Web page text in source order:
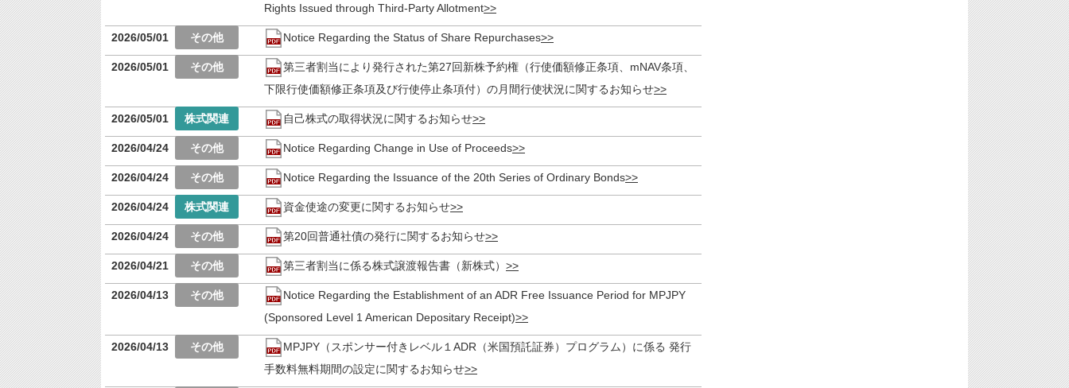
Rights Issued through Third-Party Allotment
2026/05/01 Notice Regarding the Status of Share Repurchases
2026/05/01
第三者割当により発行された第27回新株予約権（行使価額修正条項、mNAV条項、
下限行使価額修正条項及び行使停止条項付）の月間行使状況に関するお知らせ
2026/05/01 自己株式の取得状況に関するお知らせ
2026/04/24 Notice Regarding Change in Use of Proceeds
2026/04/24 Notice Regarding the Issuance of the 20th Series of Ordinary Bonds
2026/04/24 資金使途の変更に関するお知らせ
2026/04/24 第20回普通社債の発行に関するお知らせ
2026/04/21 第三者割当に係る株式譲渡報告書（新株式）
2026/04/13
Notice Regarding the Establishment of an ADR Free Issuance Period for MPJPY
(Sponsored Level 1 American Depositary Receipt)
2026/04/13
MPJPY（スポンサー付きレベル１ADR（米国預託証券）プログラム）に係る 発行
手数料無料期間の設定に関するお知らせ